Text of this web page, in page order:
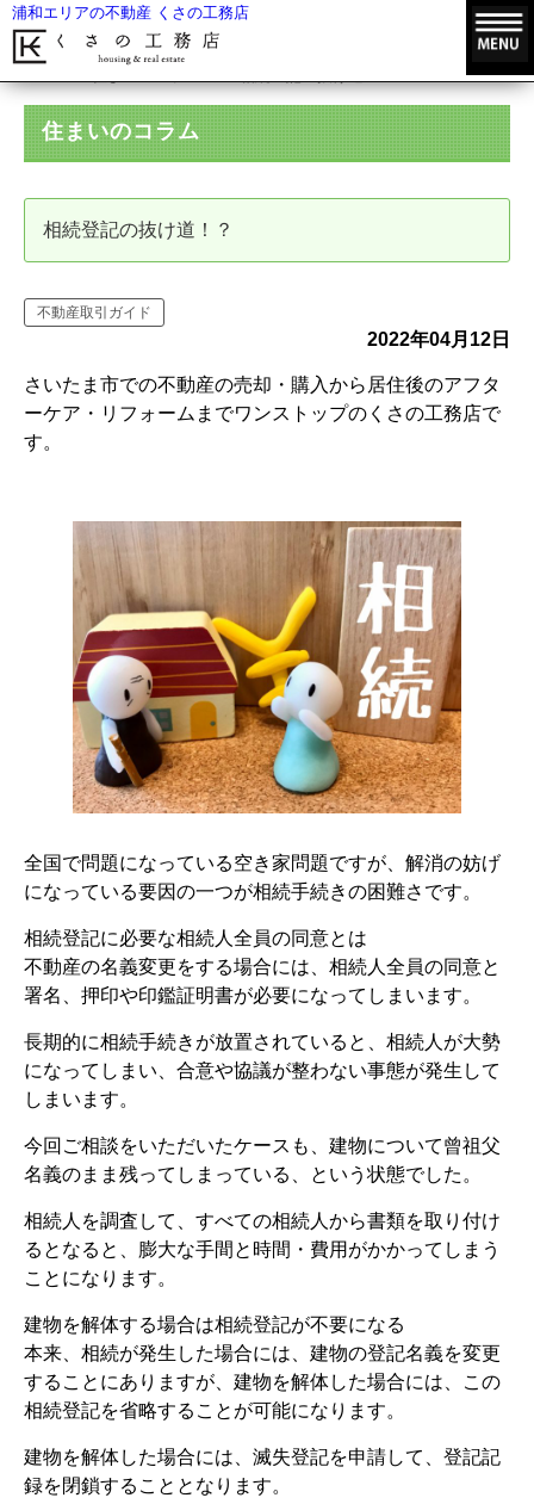
浦和エリアの不動産 くさの工務店
住まいのコラム
相続登記の抜け道！？
不動産取引ガイド
2022年04月12日
さいたま市での不動産の売却・購入から居住後のアフタ
ーケア・リフォームまでワンストップのくさの工務店で
す。
全国で問題になっている空き家問題ですが、解消の妨げ
になっている要因の一つが相続手続きの困難さです。
相続登記に必要な相続人全員の同意とは
不動産の名義変更をする場合には、相続人全員の同意と
署名、押印や印鑑証明書が必要になってしまいます。
長期的に相続手続きが放置されていると、相続人が大勢
になってしまい、合意や協議が整わない事態が発生して
しまいます。
今回ご相談をいただいたケースも、建物について曾祖父
名義のまま残ってしまっている、という状態でした。
相続人を調査して、すべての相続人から書類を取り付け
るとなると、膨大な手間と時間・費用がかかってしまう
ことになります。
建物を解体する場合は相続登記が不要になる
本来、相続が発生した場合には、建物の登記名義を変更
することにありますが、建物を解体した場合には、この
相続登記を省略することが可能になります。
建物を解体した場合には、滅失登記を申請して、登記記
録を閉鎖することとなります。